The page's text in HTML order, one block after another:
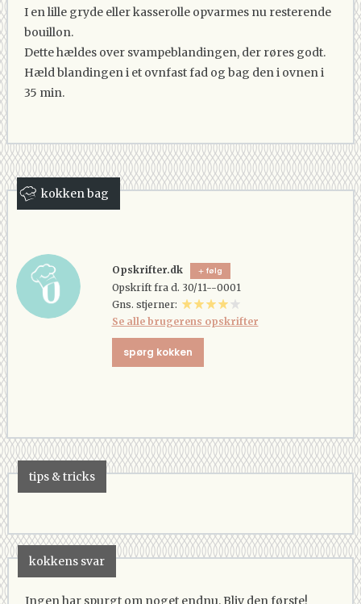
I en lille gryde eller kasserolle opvarmes nu resterende
bouillon.
Dette hældes over svampeblandingen, der røres godt.
Hæld blandingen i et ovnfast fad og bag den i ovnen i
35 min.
kokken bag
Opskrifter.dk følg
Opskrift fra d. 30/11--0001
Gns. stjerner:
Se alle brugerens opskrifter
spørg kokken
tips & tricks
kokkens svar
Ingen har spurgt om noget endnu. Bliv den første!